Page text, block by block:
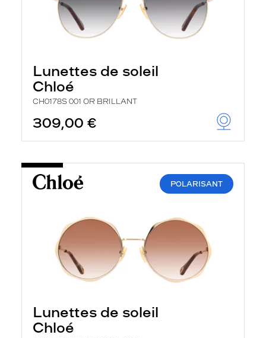
Lunettes de soleil
Chloé
CH0178S 001 OR BRILLANT
309,00 €
POLARISANT
Lunettes de soleil
Chloé